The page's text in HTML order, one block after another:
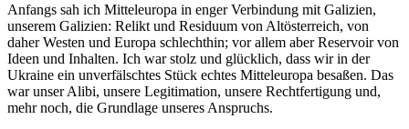
Anfangs sah ich Mitteleuropa in enger Verbindung mit Galizien,
unserem Galizien: Relikt und Residuum von Altösterreich, von
daher Westen und Europa schlechthin; vor allem aber Reservoir von
Ideen und Inhalten. Ich war stolz und glücklich, dass wir in der
Ukraine ein unverfälschtes Stück echtes Mitteleuropa besaßen. Das
war unser Alibi, unsere Legitimation, unsere Rechtfertigung und,
mehr noch, die Grundlage unseres Anspruchs.